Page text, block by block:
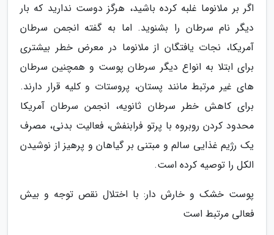
اگر بر ملانوما غلبه کرده باشید، هرگز دوست ندارید که بار
دیگر نام سرطان را بشنوید. اما به گفته انجمن سرطان
آمریکا، نجات یافتگان از ملانوما در معرض خطر بیشتری
برای ابتلا به انواع دیگر سرطان پوست و همچنین سرطان
های غیر مرتبط مانند پستان، پروستات و کلیه قرار دارند.
برای کاهش خطر سرطان ثانویه، انجمن سرطان آمریکا
محدود کردن روبروه با پرتو فرابنفش، فعالیت بدنی، مصرف
یک رژیم غذایی سالم و مبتنی بر گیاهان و پرهیز از نوشیدن
الکل را توصیه کرده است.
پوست خشک و خارش دار: با اختلال نقص توجه و بیش
فعالی مرتبط است